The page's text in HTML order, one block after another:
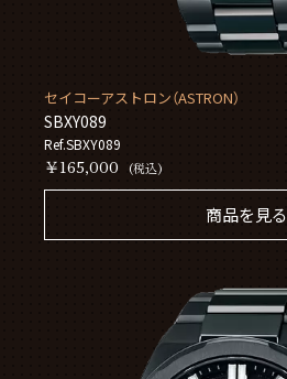
セイコーアストロン（ASTRON）
SBXY089
Ref.SBXY089
￥165,000 (税込)
商品を見る